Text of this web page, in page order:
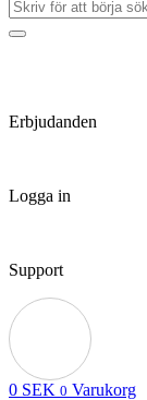
Erbjudanden
Logga in
Support
0 SEK 0 Varukorg